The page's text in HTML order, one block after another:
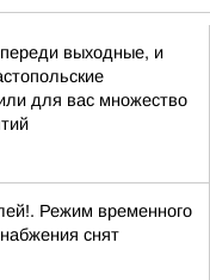
выходные, и
для вас множество
Режим временного
снят